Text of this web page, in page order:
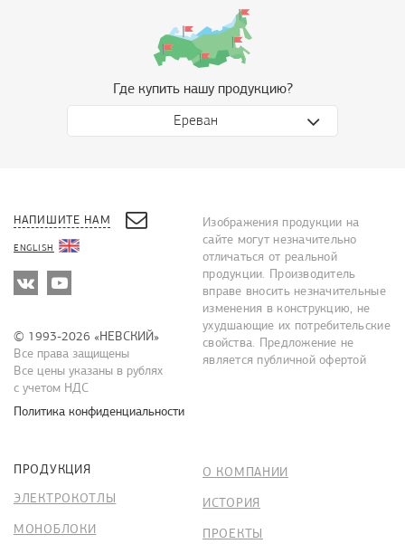
Где купить нашу продукцию?
Ереван
Изображения продукции на
сайте могут незначительно
отличаться от реальной
продукции. Производитель
вправе вносить незначительные
изменения в конструкцию, не
ухудшающие их потребительские
свойства. Предложение не
является публичной офертой
НАПИШИТЕ НАМ
ENGLISH
© 1993-2026 «НЕВСКИЙ»
Все права защищены
Все цены указаны в рублях
с учетом НДС
Политика конфиденциальности
ПРОДУКЦИЯ
ЭЛЕКТРОКОТЛЫ
МОНОБЛОКИ
О КОМПАНИИ
ИСТОРИЯ
ПРОЕКТЫ